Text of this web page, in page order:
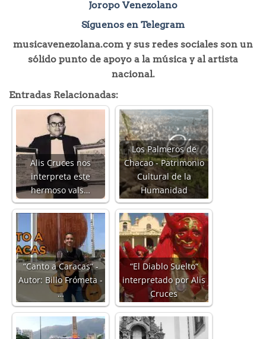
Joropo Venezolano
Síguenos en Telegram
musicavenezolana.com y sus redes sociales son un
sólido punto de apoyo a la música y al artista
nacional.
Entradas Relacionadas:
Alis Cruces nos
interpreta este
hermoso vals…
Los Palmeros de
Chacao - Patrimonio
Cultural de la
Humanidad
“Canto a Caracas“ -
Autor: Billo Frómeta -
…
“El Diablo Suelto“
interpretado por Alis
Cruces